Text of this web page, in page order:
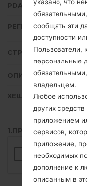
PDA/AP ВЕРСИЯ
РЕГИОН
СТРАНА
ОПИСАНИЕ
ХЕШ
1.ПРОВЕРИТЬ
указано, что
сообщать эти
доступности
Пользователи,
персональные
владельцем.
Любое
других
приложением
сервисов,
приложение,
необходимых
дополнение к
описанным в